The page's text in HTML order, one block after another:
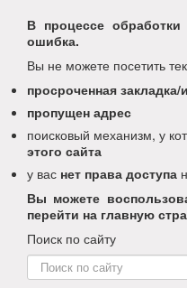
В процессе
ошибка.
Вы не можете посетить
просроченная закладка/
пропущен адрес
поисковый механизм, у
этого сайта
у вас нет права доступа
Вы можете
перейти на главную
Поиск по сайту
Поиск
по